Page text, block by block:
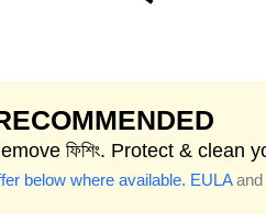
ফিশিং. Protect & clean
below where available. EULAand